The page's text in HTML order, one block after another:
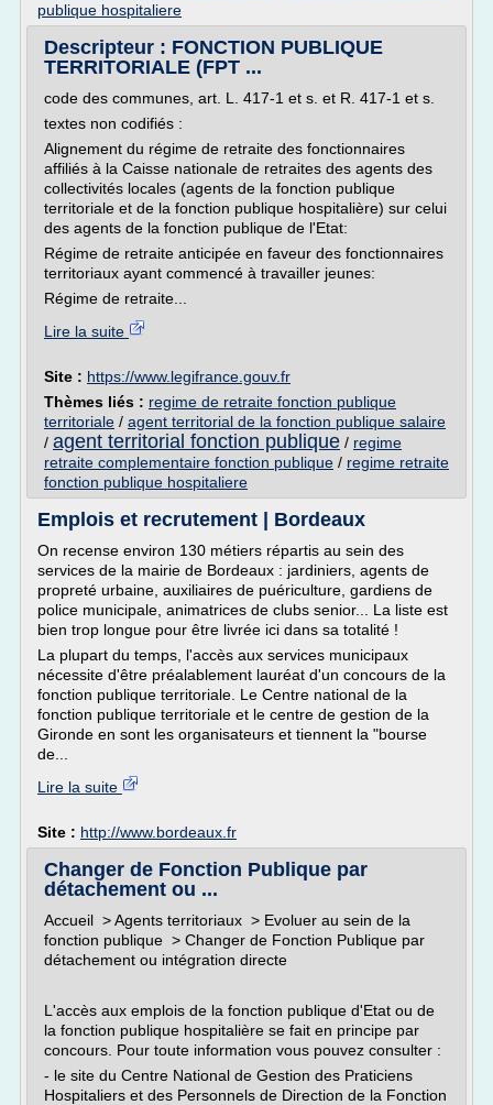
publique hospitaliere
Descripteur : FONCTION PUBLIQUE
TERRITORIALE (FPT ...
code des communes, art. L. 417-1 et s. et R. 417-1 et s.
textes non codifiés :
Alignement du régime de retraite des fonctionnaires
affiliés à la Caisse nationale de retraites des agents des
collectivités locales (agents de la fonction publique
territoriale et de la fonction publique hospitalière) sur celui
des agents de la fonction publique de l'Etat:
Régime de retraite anticipée en faveur des fonctionnaires
territoriaux ayant commencé à travailler jeunes:
Régime de retraite...
Lire la suite
Site : https://www.legifrance.gouv.fr
Thèmes liés : regime de retraite fonction publique
territoriale / agent territorial de la fonction publique salaire
/ agent territorial fonction publique / regime
retraite complementaire fonction publique / regime retraite
fonction publique hospitaliere
Emplois et recrutement | Bordeaux
On recense environ 130 métiers répartis au sein des
services de la mairie de Bordeaux : jardiniers, agents de
propreté urbaine, auxiliaires de puériculture, gardiens de
police municipale, animatrices de clubs senior... La liste est
bien trop longue pour être livrée ici dans sa totalité !
La plupart du temps, l'accès aux services municipaux
nécessite d'être préalablement lauréat d'un concours de la
fonction publique territoriale. Le Centre national de la
fonction publique territoriale et le centre de gestion de la
Gironde en sont les organisateurs et tiennent la "bourse
de...
Lire la suite
Site : http://www.bordeaux.fr
Changer de Fonction Publique par
détachement ou ...
Accueil > Agents territoriaux > Evoluer au sein de la
fonction publique > Changer de Fonction Publique par
détachement ou intégration directe
L'accès aux emplois de la fonction publique d'Etat ou de
la fonction publique hospitalière se fait en principe par
concours. Pour toute information vous pouvez consulter :
- le site du Centre National de Gestion des Praticiens
Hospitaliers et des Personnels de Direction de la Fonction